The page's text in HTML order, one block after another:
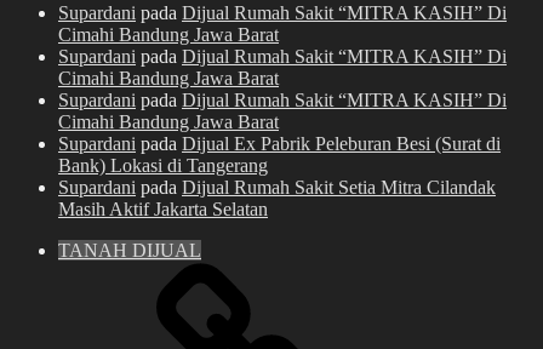
Supardani pada Dijual Rumah Sakit “MITRA KASIH” Di
Cimahi Bandung Jawa Barat
Supardani pada Dijual Rumah Sakit “MITRA KASIH” Di
Cimahi Bandung Jawa Barat
Supardani pada Dijual Rumah Sakit “MITRA KASIH” Di
Cimahi Bandung Jawa Barat
Supardani pada Dijual Ex Pabrik Peleburan Besi (Surat di
Bank) Lokasi di Tangerang
Supardani pada Dijual Rumah Sakit Setia Mitra Cilandak
Masih Aktif Jakarta Selatan
TANAH DIJUAL